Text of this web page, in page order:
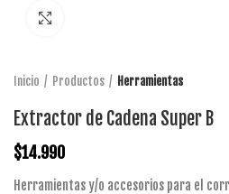
Inicio Productos Herramientas
Extractor de Cadena Super B
$14.990
Herramientas y/o accesorios para el